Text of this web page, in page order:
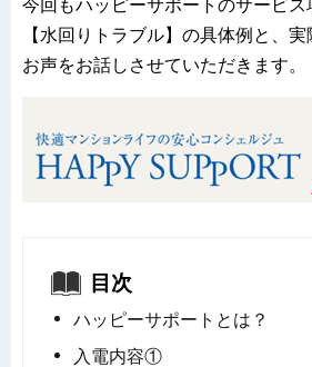
今回もハッピーサポートのサービス
【水回りトラブル】の具体例と、
お声をお話しさせていただきます。
目次
ハッピーサポートとは？
入電内容①